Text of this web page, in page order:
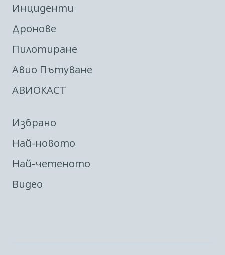
Инциденти
Дронове
Пилотиране
Авио Пътуване
АВИОКАСТ
Избрано
Най-новото
Най-четеното
Видео